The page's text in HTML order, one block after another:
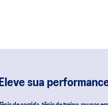
Eleve sua